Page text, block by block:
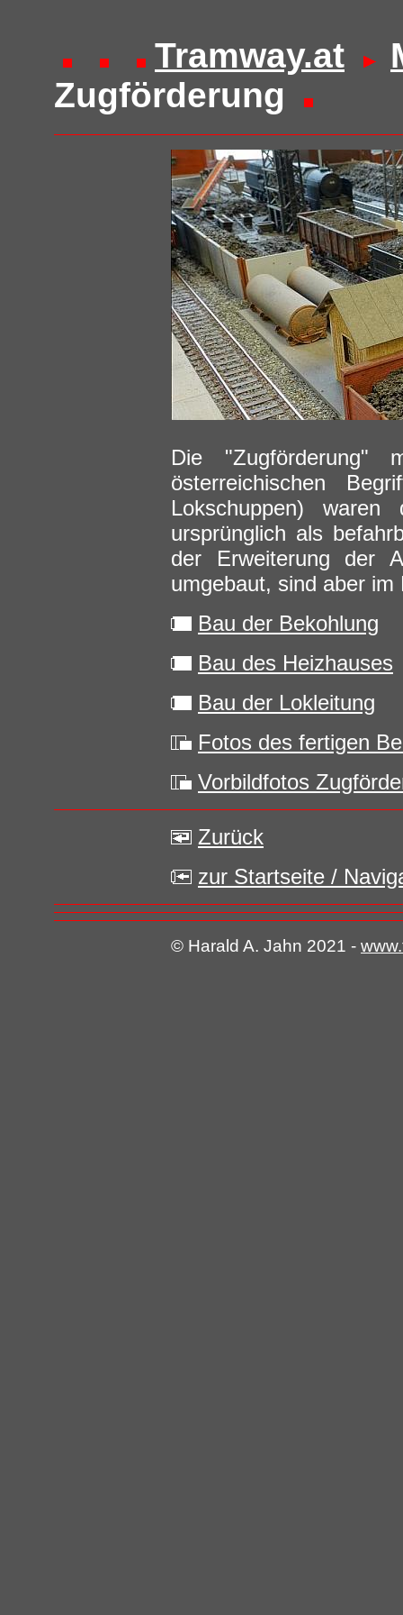
Tramway.at
Zugförderung
Die "Zugförderung"
österreichischen
Lokschuppen)
ursprünglich als
der Erweiterung der
umgebaut, sind aber
Bau der Bekohlung
Bau des Heizhauses
Bau der Lokleitung
Fotos des fertigen
Vorbildfotos
Zurück
zur Startseite /
© Harald A. Jahn 2021 -